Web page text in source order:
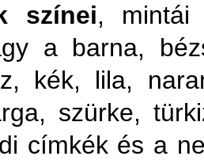
színei, mintái
a barna,
kék, lila,
szürke,
címkék és a